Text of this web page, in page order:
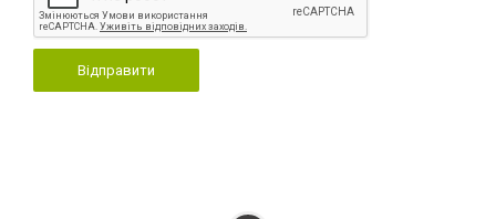
Відправити